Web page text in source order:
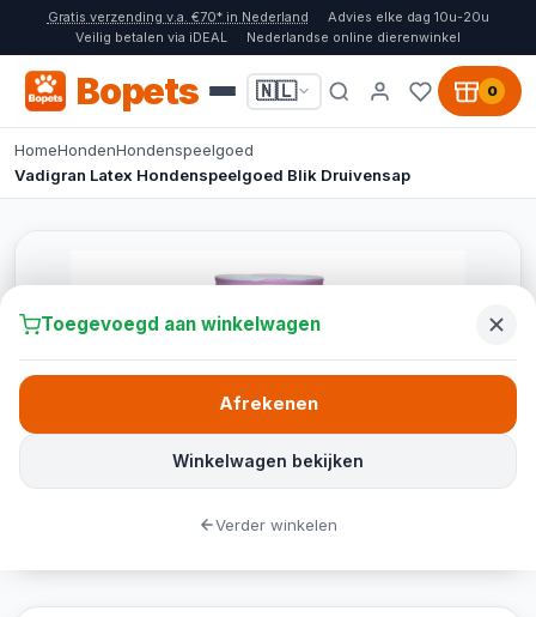
Gratis verzending v.a. €70* in Nederland
Advies elke dag 10u-20u
Veilig betalen via iDEAL
Nederlandse online dierenwinkel
Bopets 🇳🇱 0
HomeHondenHondenspeelgoed
Vadigran Latex Hondenspeelgoed Blik Druivensap
Toegevoegd aan winkelwagen
Winkelwagen bekijken
Afrekenen
Verder winkelen